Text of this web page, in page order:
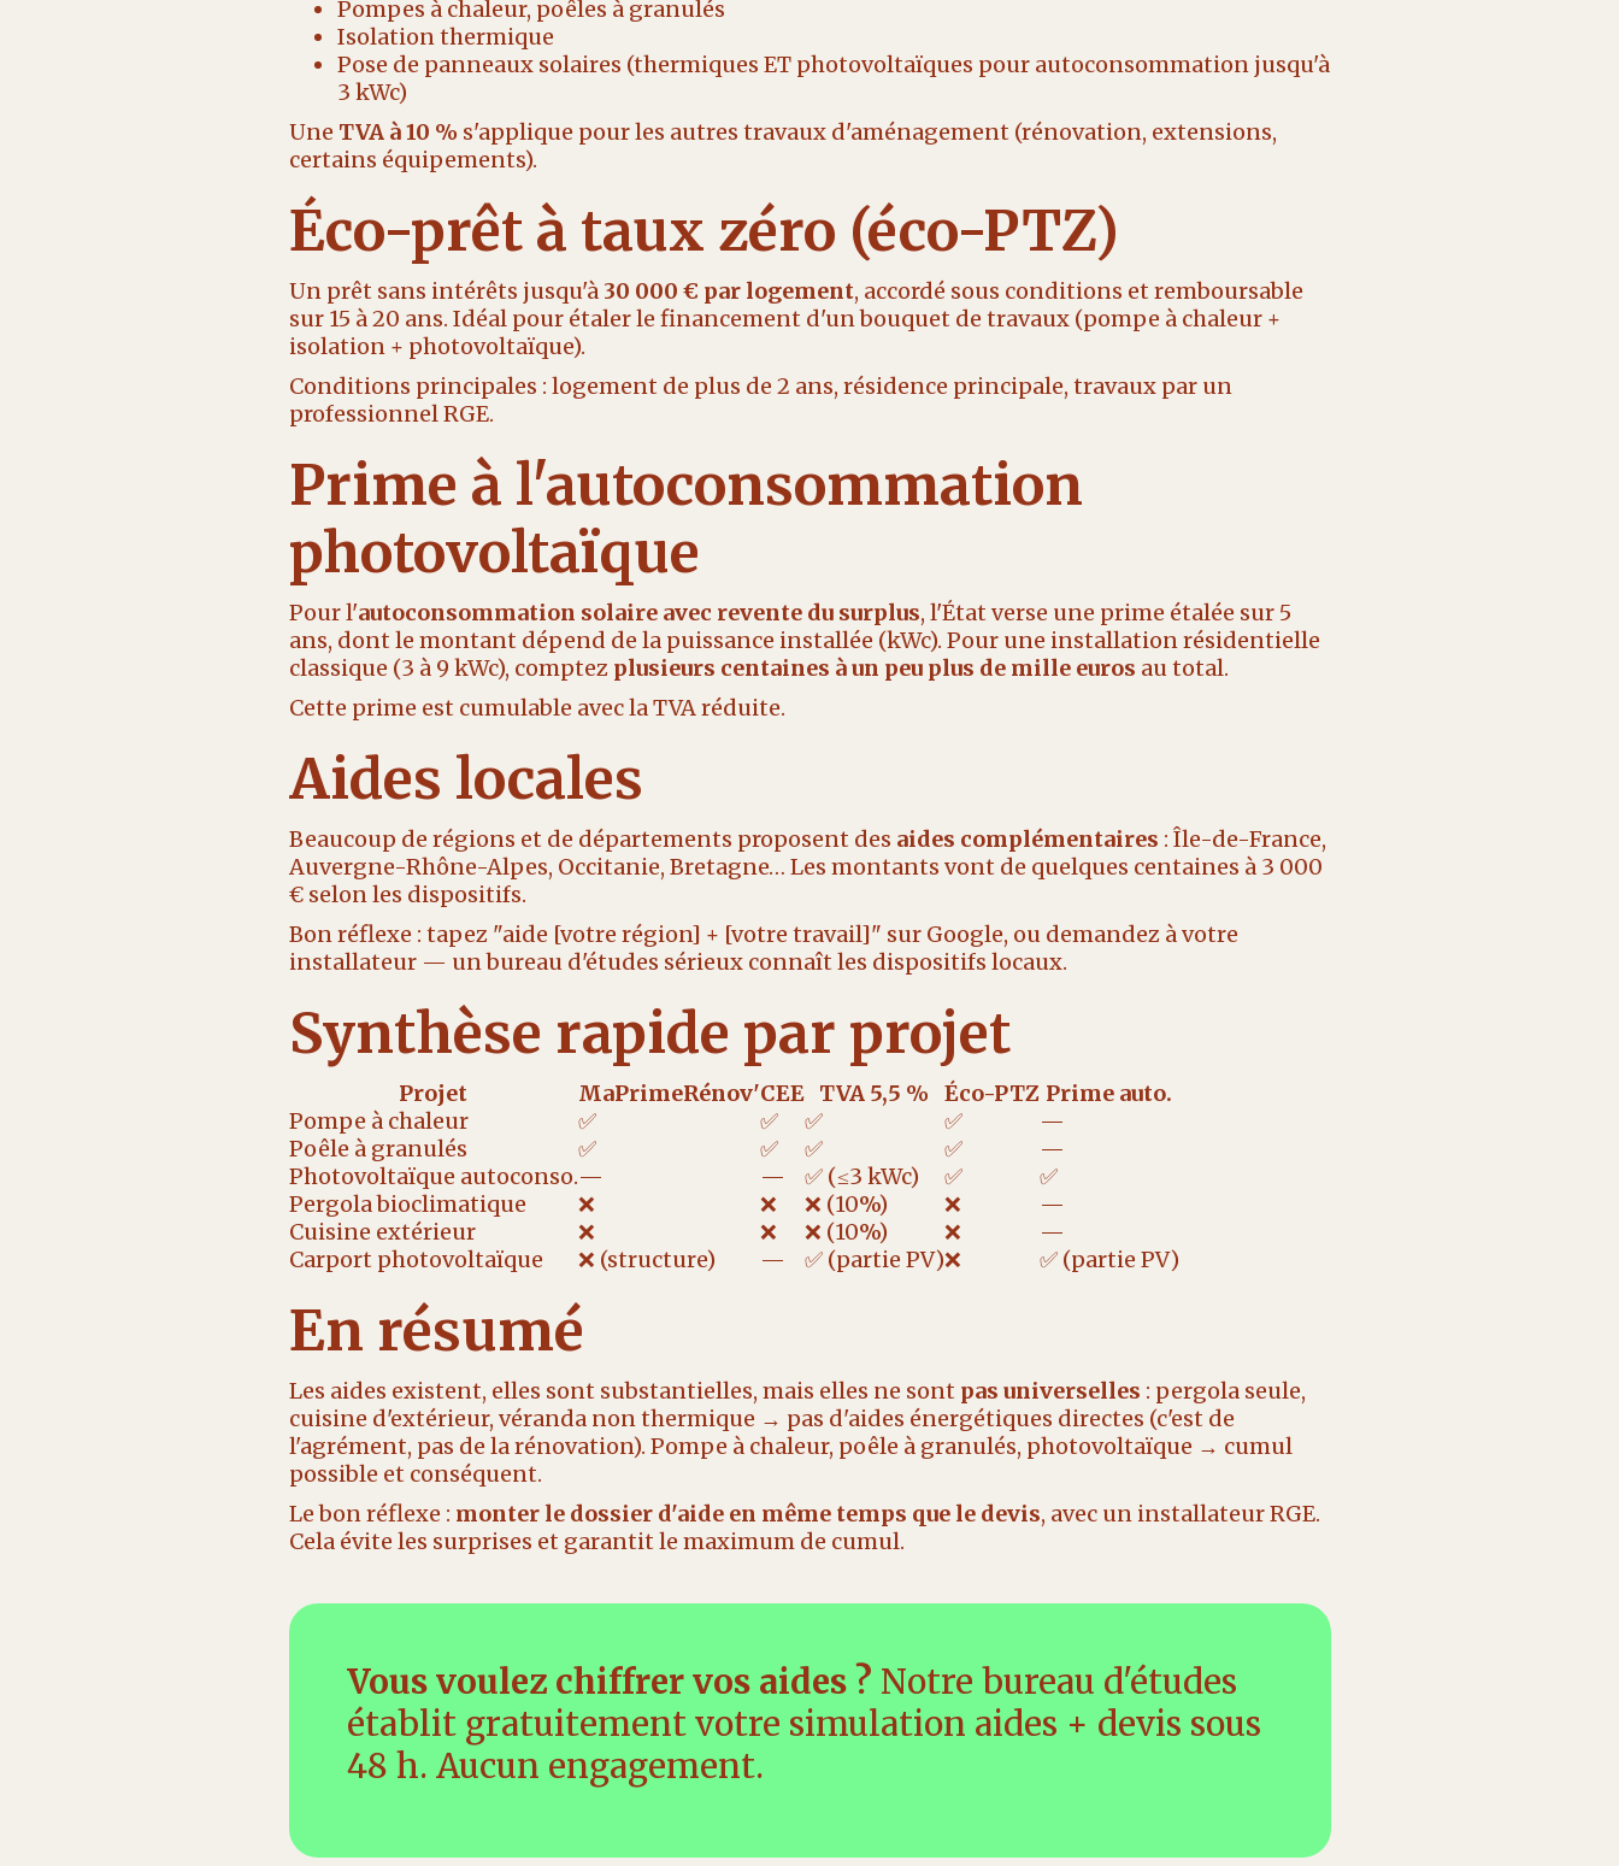
Pompes à chaleur, poêles à granulés
Isolation thermique
Pose de panneaux solaires (thermiques ET photovoltaïques pour autoconsommation jusqu'à
3 kWc)
Une TVA à 10 % s'applique pour les autres travaux d'aménagement (rénovation, extensions,
certains équipements).
Éco-prêt à taux zéro (éco-PTZ)
Un prêt sans intérêts jusqu'à 30 000 € par logement, accordé sous conditions et remboursable
sur 15 à 20 ans. Idéal pour étaler le financement d'un bouquet de travaux (pompe à chaleur +
isolation + photovoltaïque).
Conditions principales : logement de plus de 2 ans, résidence principale, travaux par un
professionnel RGE.
Prime à l'autoconsommation
photovoltaïque
Pour l'autoconsommation solaire avec revente du surplus, l'État verse une prime étalée sur 5
ans, dont le montant dépend de la puissance installée (kWc). Pour une installation résidentielle
classique (3 à 9 kWc), comptez plusieurs centaines à un peu plus de mille euros au total.
Cette prime est cumulable avec la TVA réduite.
Aides locales
Beaucoup de régions et de départements proposent des aides complémentaires : Île-de-France,
Auvergne-Rhône-Alpes, Occitanie, Bretagne… Les montants vont de quelques centaines à 3 000
€ selon les dispositifs.
Bon réflexe : tapez "aide [votre région] + [votre travail]" sur Google, ou demandez à votre
installateur — un bureau d'études sérieux connaît les dispositifs locaux.
Synthèse rapide par projet
Projet MaPrimeRénov'CEE TVA 5,5 % Éco-PTZ Prime auto.
Pompe à chaleur
✅ ✅ ✅ ✅
—
Poêle à granulés
✅ ✅ ✅ ✅
—
Photovoltaïque autoconso.— — ✅ (≤3 kWc) ✅
✅
Pergola bioclimatique
❌ ❌ ❌ (10%) ❌
—
Cuisine extérieur
❌ ❌ ❌ (10%) ❌
—
Carport photovoltaïque
❌ (structure) — ✅ (partie PV)❌ ✅ (partie PV)
En résumé
Les aides existent, elles sont substantielles, mais elles ne sont pas universelles : pergola seule,
cuisine d'extérieur, véranda non thermique → pas d'aides énergétiques directes (c'est de
l'agrément, pas de la rénovation). Pompe à chaleur, poêle à granulés, photovoltaïque → cumul
possible et conséquent.
Le bon réflexe : monter le dossier d'aide en même temps que le devis, avec un installateur RGE.
Cela évite les surprises et garantit le maximum de cumul.
Vous voulez chiffrer vos aides ? Notre bureau d'études
établit gratuitement votre simulation aides + devis sous
48 h. Aucun engagement.